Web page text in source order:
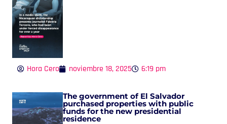
Hora Cero noviembre 18, 2025 6:19 pm
The government of El Salvador
purchased properties with public
funds for the new presidential
residence